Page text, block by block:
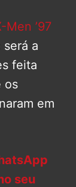
Men ’97
a
feita
os
em
seu